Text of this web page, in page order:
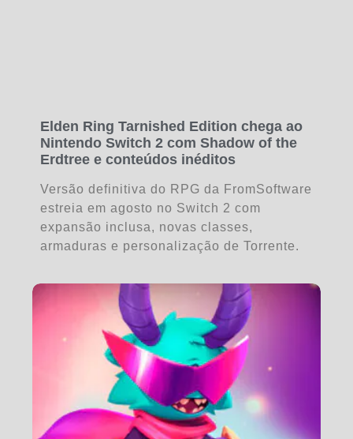
Elden Ring Tarnished Edition chega ao
Nintendo Switch 2 com Shadow of the
Erdtree e conteúdos inéditos
Versão definitiva do RPG da FromSoftware
estreia em agosto no Switch 2 com
expansão inclusa, novas classes,
armaduras e personalização de Torrente.